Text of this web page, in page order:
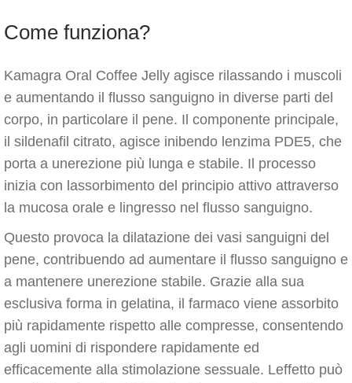
Come funziona?
Kamagra Oral Coffee Jelly agisce rilassando i muscoli
e aumentando il flusso sanguigno in diverse parti del
corpo, in particolare il pene. Il componente principale,
il sildenafil citrato, agisce inibendo lenzima PDE5, che
porta a unerezione più lunga e stabile. Il processo
inizia con lassorbimento del principio attivo attraverso
la mucosa orale e lingresso nel flusso sanguigno.
Questo provoca la dilatazione dei vasi sanguigni del
pene, contribuendo ad aumentare il flusso sanguigno e
a mantenere unerezione stabile. Grazie alla sua
esclusiva forma in gelatina, il farmaco viene assorbito
più rapidamente rispetto alle compresse, consentendo
agli uomini di rispondere rapidamente ed
efficacemente alla stimolazione sessuale. Leffetto può